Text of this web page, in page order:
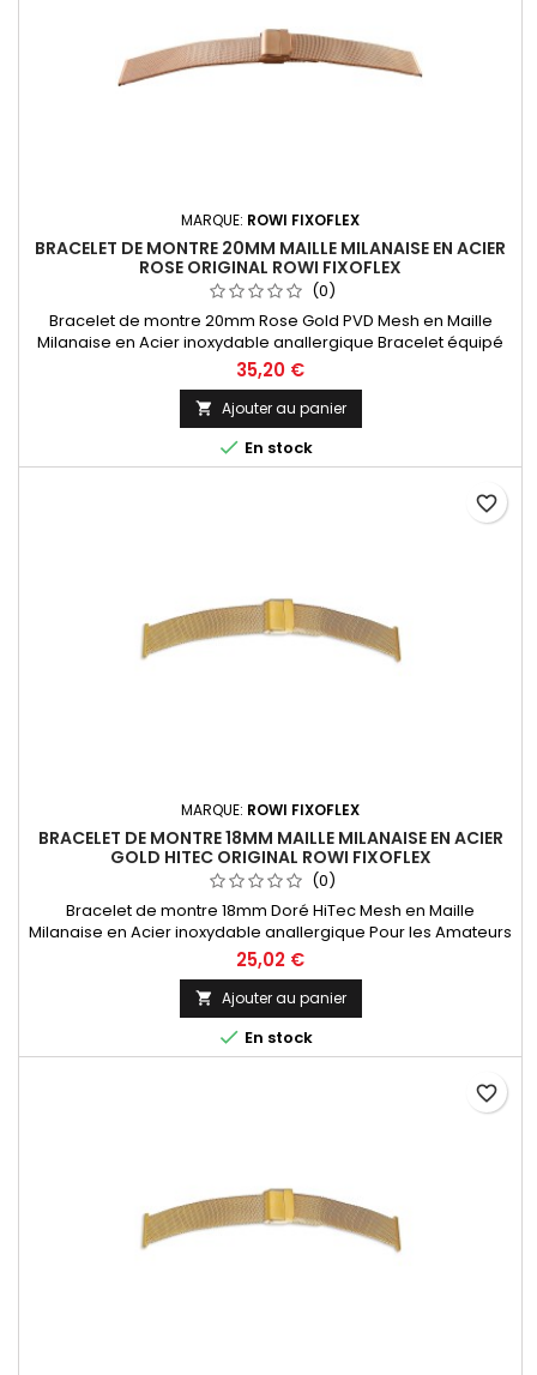
MARQUE: ROWI FIXOFLEX
BRACELET DE MONTRE 20MM MAILLE MILANAISE EN ACIER
ROSE ORIGINAL ROWI FIXOFLEX
(0)
Bracelet de montre 20mm Rose Gold PVD Mesh en Maille
Milanaise en Acier inoxydable anallergique Bracelet équipé
d'une boucle coulissante pour une mise à taille de votre
poignet facile. Bracelet Original de la marque ROWI FIXOFLEX
Made In Germany Since 1885
35,20 €
 Ajouter au panier
 En stock
MARQUE: ROWI FIXOFLEX
BRACELET DE MONTRE 18MM MAILLE MILANAISE EN ACIER
GOLD HITEC ORIGINAL ROWI FIXOFLEX
(0)
Bracelet de montre 18mm Doré HiTec Mesh en Maille
Milanaise en Acier inoxydable anallergique Pour les Amateurs
Horlogers, l'entre-corne est sciable pour une mise à taille
personnalisée de 14 à 18mm Bracelet équipé d'une boucle
coulissante pour une mise à taille de votre poignet facile.
Bracelet Original de la marque ROWI FIXOFLEX Made In
Germany Since 1885
25,02 €
 Ajouter au panier
 En stock
favorite_border
favorite_border